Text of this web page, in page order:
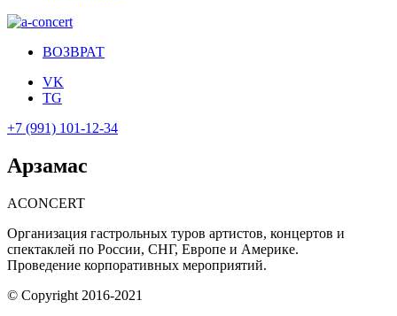
ВОЗВРАТ
VK
TG
+7 (991) 101-12-34
Арзамас
ACONCERT
Организация гастрольных туров артистов, концертов и
спектаклей по России, СНГ, Европе и Америке.
Проведение корпоративных мероприятий.
© Copyright 2016-2021